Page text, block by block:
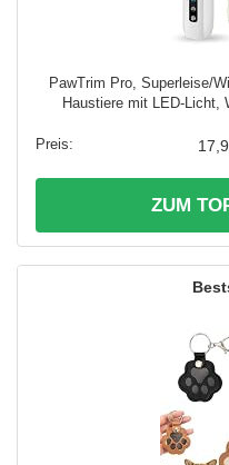
PawTrim Pro, Superleise/
Haustiere mit LED-Licht,
ZUM